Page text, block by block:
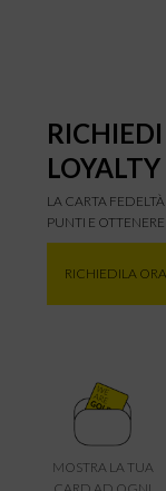
LA CARTA
PUNTI E
RICHIEDILA ORA
MOSTRA LA TUA